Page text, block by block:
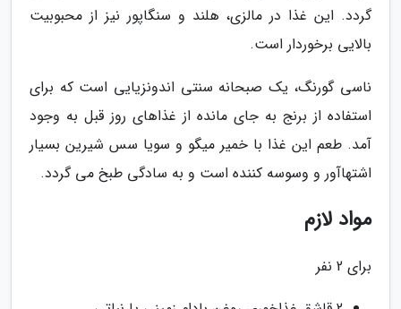
گردد. این غذا در مالزی، هلند و سنگاپور نیز از محبوبیت
بالایی برخوردار است.
ناسی گورنگ، یک صبحانه سنتی اندونزیایی است که برای
استفاده از برنج به جای مانده از غذاهای روز قبل به وجود
آمد. طعم این غذا با خمیر میگو و سویا سس شیرین بسیار
اشتهاآور و وسوسه کننده است و به سادگی طبخ می گردد.
مواد لازم
برای 2 نفر